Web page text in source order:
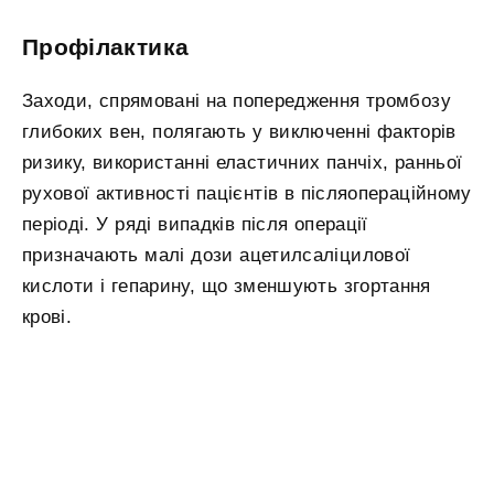
Профілактика
Заходи, спрямовані на попередження тромбозу
глибоких вен, полягають у виключенні факторів
ризику, використанні еластичних панчіх, ранньої
рухової активності пацієнтів в післяопераційному
періоді. У ряді випадків після операції
призначають малі дози ацетилсаліцилової
кислоти і гепарину, що зменшують згортання
крові.